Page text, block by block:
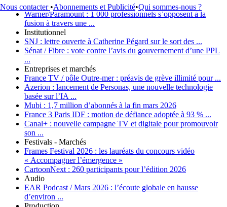
Nous contacter •Abonnements et Publicité•Qui sommes-nous ?
...
Warner/Paramount : 1 000 professionnels s’opposent à la
fusion à travers une ...
Institutionnel
SNJ : lettre ouverte à Catherine Pégard sur le sort des ...
Sénat / Fibre : vote contre l’avis du gouvernement d’une PPL
...
Entreprises et marchés
France TV / pôle Outre-mer : préavis de grève illimité pour ...
Azerion : lancement de Personas, une nouvelle technologie
basée sur l’IA ...
Mubi : 1,7 million d’abonnés à la fin mars 2026
France 3 Paris IDF : motion de défiance adoptée à 93 % ...
Canal+ : nouvelle campagne TV et digitale pour promouvoir
son ...
Festivals - Marchés
Frames Festival 2026 : les lauréats du concours vidéo
« Accompagner l’émergence »
CartoonNext : 260 participants pour l’édition 2026
Audio
EAR Podcast / Mars 2026 : l’écoute globale en hausse
d’environ ...